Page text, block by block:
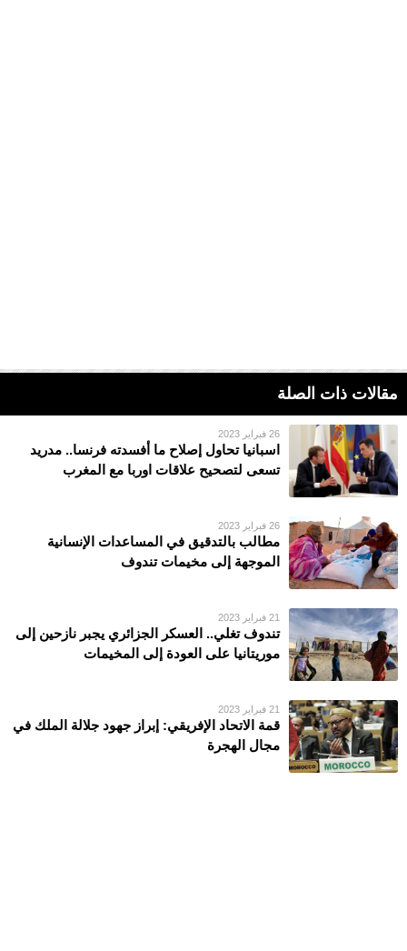
مقالات ذات الصلة
26 فبراير 2023
اسبانيا تحاول إصلاح ما أفسدته فرنسا.. مدريد
تسعى لتصحيح علاقات اوربا مع المغرب
26 فبراير 2023
مطالب بالتدقيق في المساعدات الإنسانية
الموجهة إلى مخيمات تندوف
21 فبراير 2023
تندوف تغلي.. العسكر الجزائري يجبر نازحين إلى
موريتانيا على العودة إلى المخيمات
21 فبراير 2023
قمة الاتحاد الإفريقي: إبراز جهود جلالة الملك في
مجال الهجرة